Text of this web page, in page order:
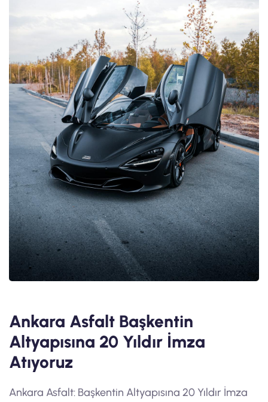
Ankara Asfalt Başkentin
Altyapısına 20 Yıldır İmza
Atıyoruz
Ankara Asfalt: Başkentin Altyapısına 20 Yıldır İmza